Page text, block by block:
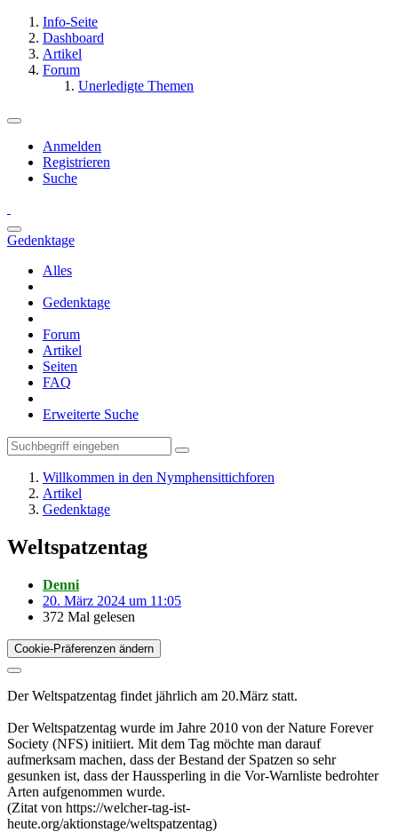
Info-Seite
Dashboard
Artikel
Forum
Unerledigte Themen
Anmelden
Registrieren
Suche
Gedenktage
Alles
Gedenktage
Forum
Artikel
Seiten
FAQ
Erweiterte Suche
Willkommen in den Nymphensittichforen
Artikel
Gedenktage
Weltspatzentag
Denni
20. März 2024 um 11:05
372 Mal gelesen
Cookie-Präferenzen ändern
Der Weltspatzentag findet jährlich am 20.März statt.
Der Weltspatzentag wurde im Jahre 2010 von der Nature Forever
Society (NFS) initiiert. Mit dem Tag möchte man darauf
aufmerksam machen, dass der Bestand der Spatzen so sehr
gesunken ist, dass der Haussperling in die Vor-Warnliste bedrohter
Arten aufgenommen wurde.
(Zitat von https://welcher-tag-ist-
heute.org/aktionstage/weltspatzentag)